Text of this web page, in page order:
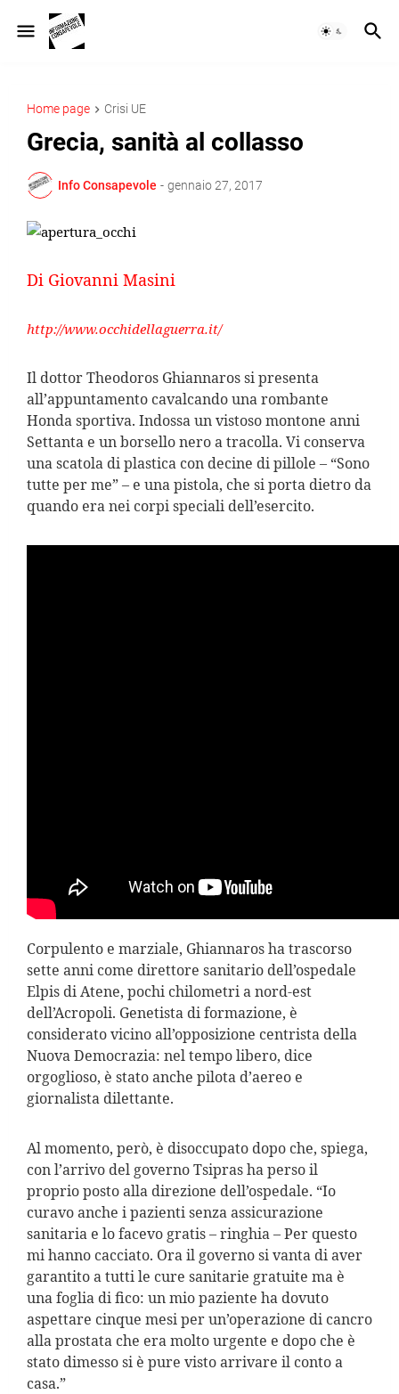
Home page Crisi UE
Grecia, sanità al collasso
Info Consapevole - gennaio 27, 2017
Di Giovanni Masini
http://www.occhidellaguerra.it/
Il dottor Theodoros Ghiannaros si presenta
all’appuntamento cavalcando una rombante
Honda sportiva. Indossa un vistoso montone anni
Settanta e un borsello nero a tracolla. Vi conserva
una scatola di plastica con decine di pillole – “Sono
tutte per me” – e una pistola, che si porta dietro da
quando era nei corpi speciali dell’esercito.
Corpulento e marziale, Ghiannaros ha trascorso
sette anni come direttore sanitario dell’ospedale
Elpis di Atene, pochi chilometri a nord-est
dell’Acropoli. Genetista di formazione, è
considerato vicino all’opposizione centrista della
Nuova Democrazia: nel tempo libero, dice
orgoglioso, è stato anche pilota d’aereo e
giornalista dilettante.
Al momento, però, è disoccupato dopo che, spiega,
con l’arrivo del governo Tsipras ha perso il
proprio posto alla direzione dell’ospedale. “Io
curavo anche i pazienti senza assicurazione
sanitaria e lo facevo gratis – ringhia – Per questo
mi hanno cacciato. Ora il governo si vanta di aver
garantito a tutti le cure sanitarie gratuite ma è
una foglia di fico: un mio paziente ha dovuto
aspettare cinque mesi per un’operazione di cancro
alla prostata che era molto urgente e dopo che è
stato dimesso si è pure visto arrivare il conto a
casa.”